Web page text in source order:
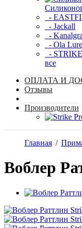
-
- Jackall
-
- Ola
-
все
ОПЛАТА И
Отзывы
Производители
Главная /
Воблер